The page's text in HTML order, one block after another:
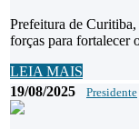
Prefeitura de
forças para fortalecer
LEIA MAIS
19/08/2025
Presidente